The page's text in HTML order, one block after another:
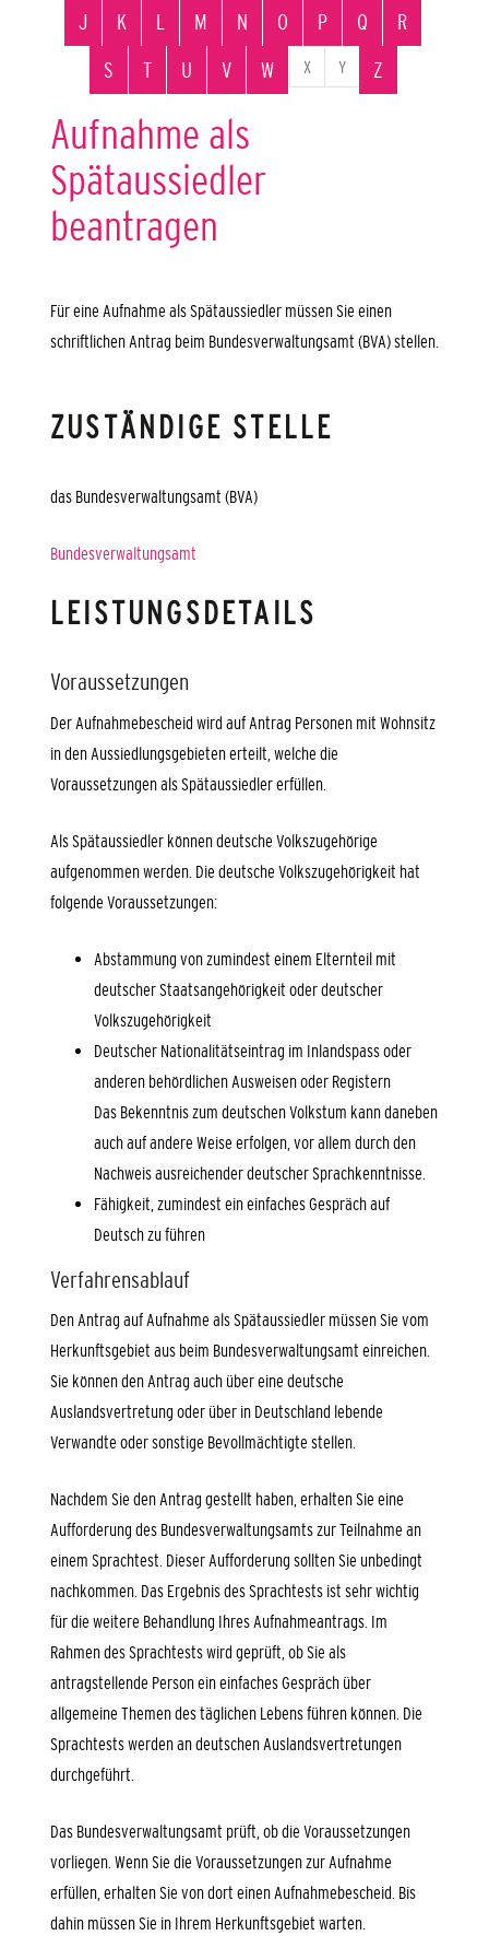
J
K L M N O P Q
R
S
T U V W X Y Z
Aufnahme als
Spätaussiedler
beantragen
Für eine Aufnahme als Spätaussiedler müssen Sie einen
schriftlichen Antrag beim Bundesverwaltungsamt (BVA) stellen.
ZUSTÄNDIGE STELLE
das Bundesverwaltungsamt (BVA)
Bundesverwaltungsamt
LEISTUNGSDETAILS
Voraussetzungen
Der Aufnahmebescheid wird auf Antrag Personen mit Wohnsitz
in den Aussiedlungsgebieten erteilt, welche die
Voraussetzungen als Spätaussiedler erfüllen.
Als Spätaussiedler können deutsche Volkszugehörige
aufgenommen werden. Die deutsche Volkszugehörigkeit hat
folgende Voraussetzungen:
Abstammung von zumindest einem Elternteil mit
deutscher Staatsangehörigkeit oder deutscher
Volkszugehörigkeit
Deutscher Nationalitätseintrag im Inlandspass oder
anderen behördlichen Ausweisen oder Registern
Das Bekenntnis zum deutschen Volkstum kann daneben
auch auf andere Weise erfolgen, vor allem durch den
Nachweis ausreichender deutscher Sprachkenntnisse.
Fähigkeit, zumindest ein einfaches Gespräch auf
Deutsch zu führen
Verfahrensablauf
Den Antrag auf Aufnahme als Spätaussiedler müssen Sie vom
Herkunftsgebiet aus beim Bundesverwaltungsamt einreichen.
Sie können den Antrag auch über eine deutsche
Auslandsvertretung oder über in Deutschland lebende
Verwandte oder sonstige Bevollmächtigte stellen.
Nachdem Sie den Antrag gestellt haben, erhalten Sie eine
Aufforderung des Bundesverwaltungsamts zur Teilnahme an
einem Sprachtest. Dieser Aufforderung sollten Sie unbedingt
nachkommen. Das Ergebnis des Sprachtests ist sehr wichtig
für die weitere Behandlung Ihres Aufnahmeantrags. Im
Rahmen des Sprachtests wird geprüft, ob Sie als
antragstellende Person ein einfaches Gespräch über
allgemeine Themen des täglichen Lebens führen können. Die
Sprachtests werden an deutschen Auslandsvertretungen
durchgeführt.
Das Bundesverwaltungsamt prüft, ob die Voraussetzungen
vorliegen. Wenn Sie die Voraussetzungen zur Aufnahme
erfüllen, erhalten Sie von dort einen Aufnahmebescheid. Bis
dahin müssen Sie in Ihrem Herkunftsgebiet warten.